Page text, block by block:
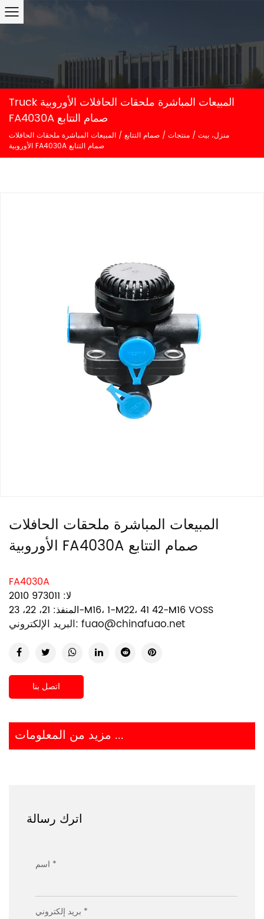
Truck المبيعات المباشرة ملحقات الحافلات الأوروبية
FA4030A صمام التتابع
منزل، بيت / منتجات / صمام التتابع / المبيعات المباشرة ملحقات الحافلات
الأوروبية FA4030A صمام التتابع
المبيعات المباشرة ملحقات الحافلات
الأوروبية FA4030A صمام التتابع
FA4030A
لا: 973011 2010
المنفذ: 21، 22، 23-M16، 1-M22، 41 42-M16 VOSS
البريد الإلكتروني: fuao@chinafuao.net
اتصل بنا
مزيد من المعلومات ...
اترك رسالة
اسم *
بريد إلكتروني *